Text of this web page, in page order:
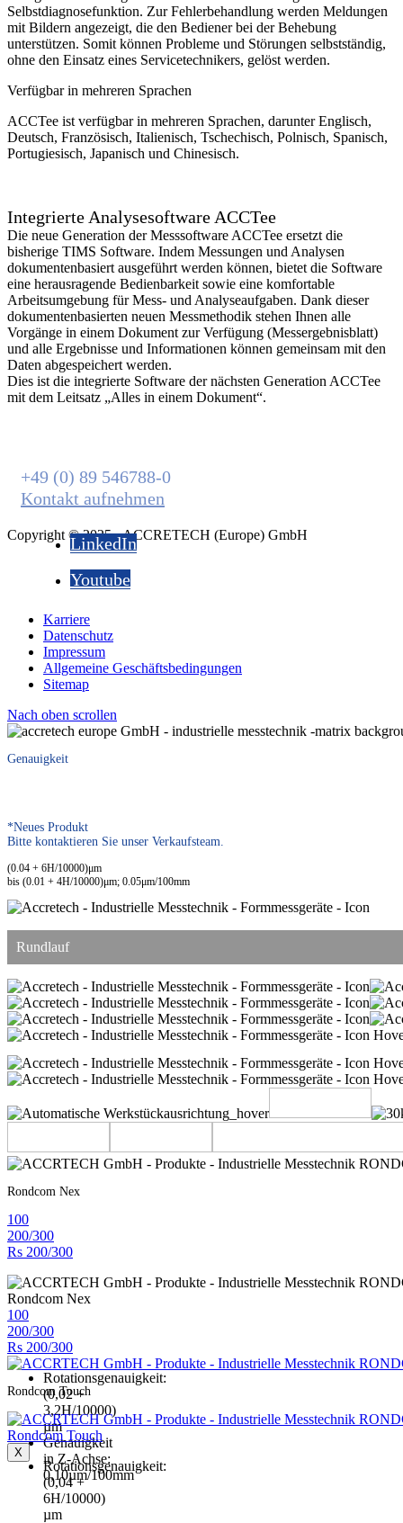
Selbstdiagnosefunktion. Zur Fehlerbehandlung werden Meldungen
mit Bildern angezeigt, die den Bediener bei der Behebung
unterstützen. Somit können Probleme und Störungen selbstständig,
ohne den Einsatz eines Servicetechnikers, gelöst werden.
Verfügbar in mehreren Sprachen
ACCTee ist verfügbar in mehreren Sprachen, darunter Englisch,
Deutsch, Französisch, Italienisch, Tschechisch, Polnisch, Spanisch,
Portugiesisch, Japanisch und Chinesisch.
Integrierte Analysesoftware ACCTee
Die neue Generation der Messsoftware ACCTee ersetzt die
bisherige TIMS Software. Indem Messungen und Analysen
dokumentenbasiert ausgeführt werden können, bietet die Software
eine herausragende Bedienbarkeit sowie eine komfortable
Arbeitsumgebung für Mess- und Analyseaufgaben. Dank dieser
dokumentenbasierten neuen Messmethodik stehen Ihnen alle
Vorgänge in einem Dokument zur Verfügung (Messergebnisblatt)
und alle Ergebnisse und Informationen können gemeinsam mit den
Daten abgespeichert werden.
Dies ist die integrierte Software der nächsten Generation ACCTee
mit dem Leitsatz „Alles in einem Dokument“.
+49 (0) 89 546788-0
Kontakt aufnehmen
Copyright © 2025 - ACCRETECH (Europe) GmbH
LinkedIn
Youtube
Karriere
Datenschutz
Impressum
Allgemeine Geschäftsbedingungen
Sitemap
Nach oben scrollen
Genauigkeit
*Neues Produkt
Bitte kontaktieren Sie unser Verkaufsteam.
(0.04 + 6H/10000)μm
bis (0.01 + 4H/10000)μm; 0.05μm/100mm
Rundlauf
Rondcom Nex
100
200/300
Rs 200/300
Rondcom Nex
100
200/300
Rs 200/300
Rotationsgenauigkeit:
(0,02 +
3,2H/10000)
µm
Genauigkeit
in Z-Achse:
0,10µm/100mm
Rondcom Touch
Rondcom Touch
Rotationsgenauigkeit:
(0,04 +
6H/10000)
µm
X